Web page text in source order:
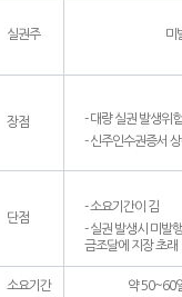
실권주 미
장점
- 대량 실권 발생위
- 신주인수권증서
단점
- 소요기간이 김
- 실권 발생시 미발
금조달에 지장 초래
소요기간 약 50~60